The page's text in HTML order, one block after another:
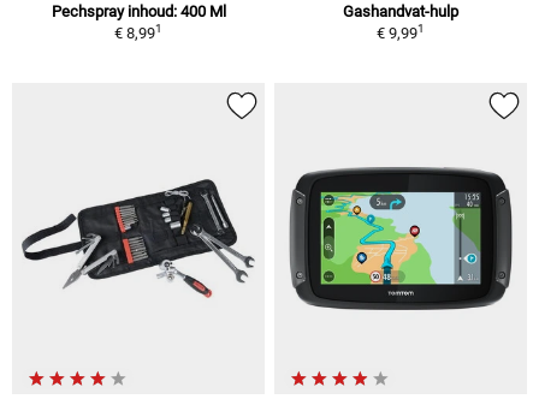
Pechspray inhoud: 400 Ml
€ 8,991
Gashandvat-hulp
€ 9,991